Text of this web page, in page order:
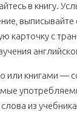
в книгу.
выписывайте
карточку с
или книгами —
из